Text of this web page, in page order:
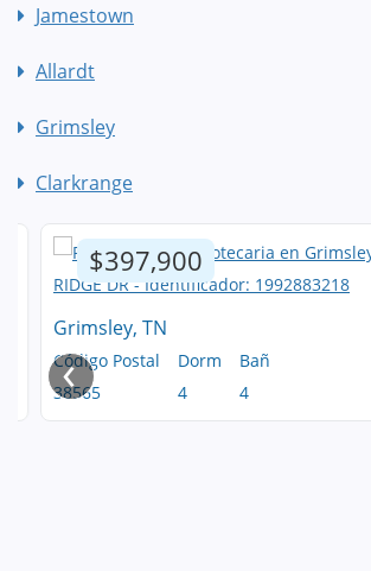
Jamestown
Allardt
Grimsley
Clarkrange
$397,900
Grimsley, TN
Código Postal
38565
Dorm
Bañ
‹